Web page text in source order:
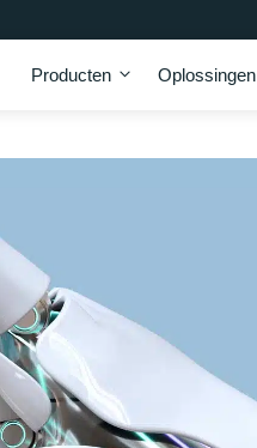
Producten Oplossingen